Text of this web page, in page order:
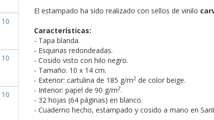
El estampado ha sido realizado con sellos de vinilo
Características:
- Tapa blanda.
- Esquinas redondeadas.
- Cosido visto con hilo negro.
- Tamaño: 10 x 14 cm.
- Exterior: cartulina de 185 g/m2de color beige.
- Interior: papel de 90 g/m2.
- 32 hojas (64 páginas) en blanco.
- Cuaderno hecho, estampado y cosido a mano en